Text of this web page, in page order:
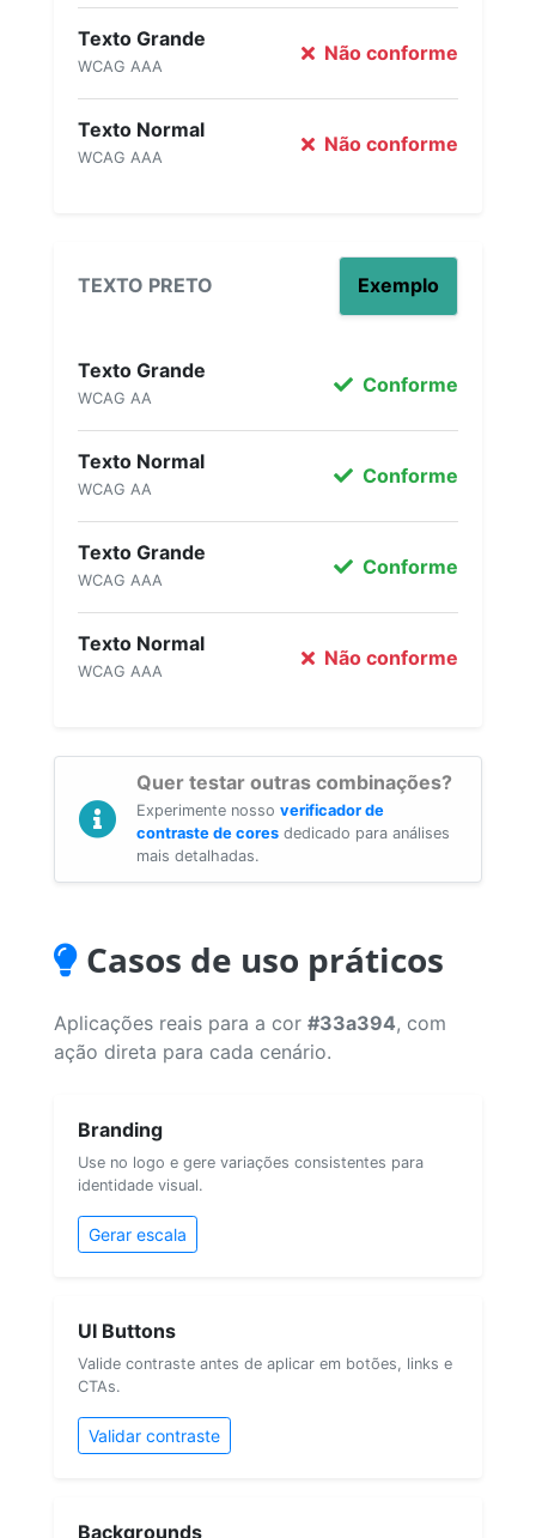
Texto Grande
WCAG AAA
Não conforme
Texto Normal
WCAG AAA
Não conforme
TEXTO PRETO Exemplo
Texto Grande
WCAG AA
Conforme
Texto Normal
WCAG AA
Conforme
Texto Grande
WCAG AAA
Conforme
Texto Normal
WCAG AAA
Não conforme
Quer testar outras combinações?
Experimente nosso verificador de
contraste de cores dedicado para análises
mais detalhadas.
Casos de uso práticos
Aplicações reais para a cor #33a394, com
ação direta para cada cenário.
Branding
Use no logo e gere variações consistentes para
identidade visual.
Gerar escala
UI Buttons
Valide contraste antes de aplicar em botões, links e
CTAs.
Validar contraste
Backgrounds